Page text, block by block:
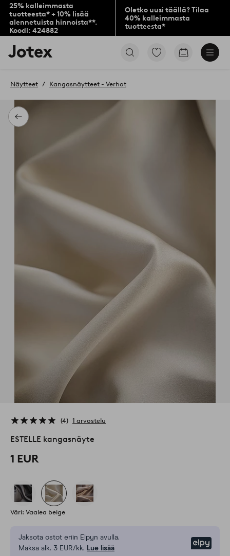
25% kalleimmasta
tuotteesta* + 10% lisää
alennetuista hinnoista**.
Koodi: 424882
Oletko uusi täällä? Tilaa
40% kalleimmasta
tuotteesta*
Jotex-
logo
aloitussivulle
Siirry
Siirry
Takaisin
Näytteet Kangasnäytteet - Verhot
4 1 arvostelu
ESTELLE kangasnäyte
1 EUR
Väri: Vaalea beige
Jaksota ostot eriin Elpyn avulla.
Maksa alk. 3 EUR/kk. Lue lisää